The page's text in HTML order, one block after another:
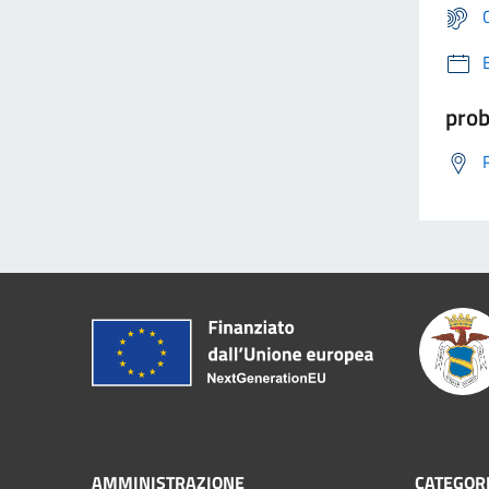
AMMINISTRAZIONE